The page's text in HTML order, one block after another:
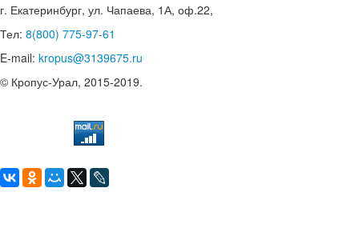
г. Екатеринбург, ул. Чапаева, 1А, оф.22,
Тел: 8(800) 775-97-61
E-mail: kropus@3139675.ru
© Кропус-Урал, 2015-2019.